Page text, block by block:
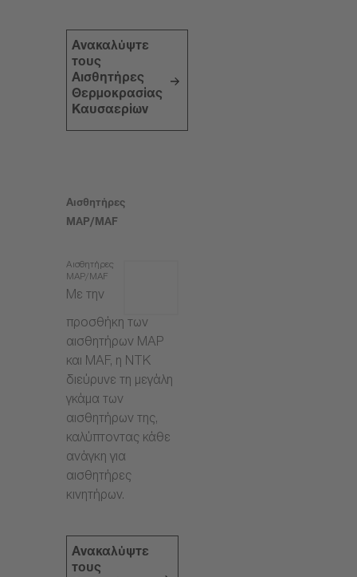
Ανακαλύψτε
τους
Αισθητήρες
Θερμοκρασίας
Καυσαερίων
Αισθητήρες
MAP/MAF
Αισθητήρες
MAP/MAF
Με την
προσθήκη των
αισθητήρων MAP
και MAF, η NTK
διεύρυνε τη μεγάλη
γκάμα των
αισθητήρων της,
καλύπτοντας κάθε
ανάγκη για
αισθητήρες
κινητήρων.
Ανακαλύψτε
τους